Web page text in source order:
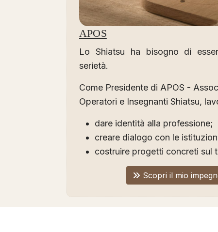
APOS
Lo Shiatsu ha bisogno di
serietà.
Come Presidente di APOS -
Operatori e Insegnanti Shiatsu,
dare identità alla professione;
creare dialogo con le
costruire progetti concreti sul
Scopri il mio